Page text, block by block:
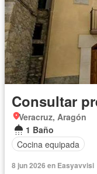
Consultar
Veracruz, Aragón
1 Baño
Cocina equipada
8 jun 2026 en Easyavvisi